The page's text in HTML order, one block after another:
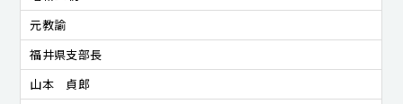
元教諭
福井県支部長
山本 貞郎